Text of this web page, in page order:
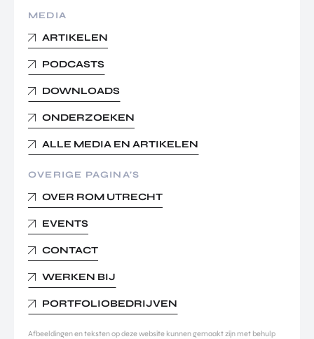
MEDIA
ARTIKELEN
PODCASTS
DOWNLOADS
ONDERZOEKEN
ALLE MEDIA EN ARTIKELEN
OVERIGE PAGINA’S
OVER ROM UTRECHT
EVENTS
CONTACT
WERKEN BIJ
PORTFOLIOBEDRIJVEN
Afbeeldingen en teksten op deze website kunnen gemaakt zijn met behulp